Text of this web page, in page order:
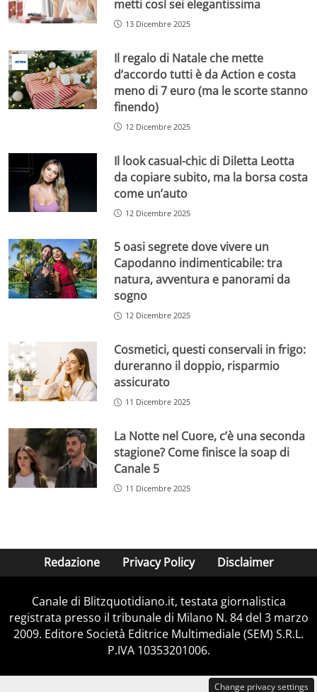
metti così sei elegantissima
13 Dicembre 2025
Il regalo di Natale che mette
d’accordo tutti è da Action e costa
meno di 7 euro (ma le scorte stanno
finendo)
12 Dicembre 2025
Il look casual-chic di Diletta Leotta
da copiare subito, ma la borsa costa
come un’auto
12 Dicembre 2025
5 oasi segrete dove vivere un
Capodanno indimenticabile: tra
natura, avventura e panorami da
sogno
12 Dicembre 2025
Cosmetici, questi conservali in frigo:
dureranno il doppio, risparmio
assicurato
11 Dicembre 2025
La Notte nel Cuore, c’è una seconda
stagione? Come finisce la soap di
Canale 5
11 Dicembre 2025
Redazione Privacy Policy Disclaimer
Canale di Blitzquotidiano.it, testata giornalistica
registrata presso il tribunale di Milano N. 84 del 3 marzo
2009. Editore Società Editrice Multimediale (SEM) S.R.L.
P.IVA 10353201006.
Change privacy settings